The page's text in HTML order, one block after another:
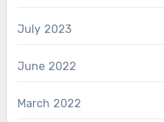
July 2023
June 2022
March 2022